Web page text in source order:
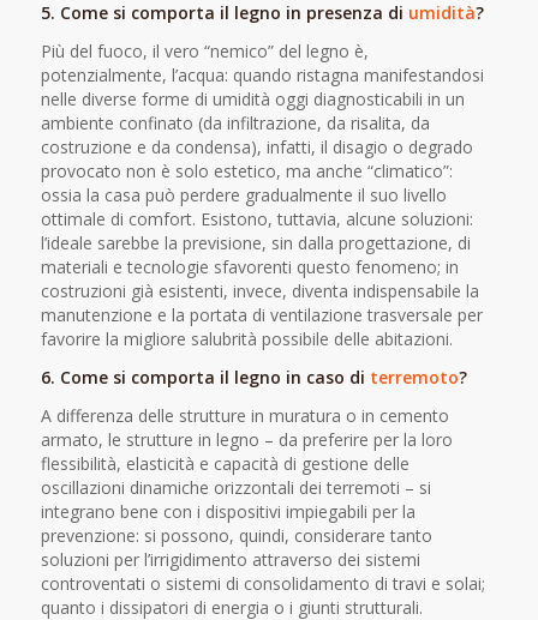
5. Come si comporta il legno in presenza di umidità?
Più del fuoco, il vero “nemico” del legno è,
potenzialmente, l’acqua: quando ristagna manifestandosi
nelle diverse forme di umidità oggi diagnosticabili in un
ambiente confinato (da infiltrazione, da risalita, da
costruzione e da condensa), infatti, il disagio o degrado
provocato non è solo estetico, ma anche “climatico”:
ossia la casa può perdere gradualmente il suo livello
ottimale di comfort. Esistono, tuttavia, alcune soluzioni:
l’ideale sarebbe la previsione, sin dalla progettazione, di
materiali e tecnologie sfavorenti questo fenomeno; in
costruzioni già esistenti, invece, diventa indispensabile la
manutenzione e la portata di ventilazione trasversale per
favorire la migliore salubrità possibile delle abitazioni.
6. Come si comporta il legno in caso di terremoto?
A differenza delle strutture in muratura o in cemento
armato, le strutture in legno – da preferire per la loro
flessibilità, elasticità e capacità di gestione delle
oscillazioni dinamiche orizzontali dei terremoti – si
integrano bene con i dispositivi impiegabili per la
prevenzione: si possono, quindi, considerare tanto
soluzioni per l’irrigidimento attraverso dei sistemi
controventati o sistemi di consolidamento di travi e solai;
quanto i dissipatori di energia o i giunti strutturali.